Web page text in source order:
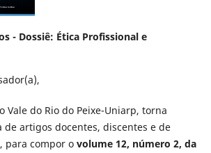
- Dossiê: Ética Profissional e
Vale do Rio do Peixe-Uniarp, torna
de artigos docentes, discentes e de
para compor o volume 12, número 2, da